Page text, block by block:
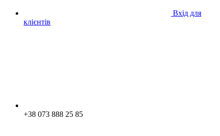
Вхід для
клієнтів
+38 073 888 25 85